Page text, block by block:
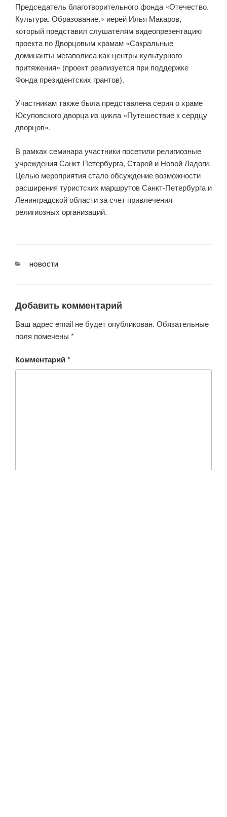
Председатель благотворительного фонда «Отечество.
Культура. Образование.» иерей Илья Макаров,
который представил слушателям видеопрезентацию
проекта по Дворцовым храмам «Сакральные
доминанты мегаполиса как центры культурного
притяжения» (проект реализуется при поддержке
Фонда президентских грантов).
Участникам также была представлена серия о храме
Юсуповского дворца из цикла «Путешествие к сердцу
дворцов».
В рамках семинара участники посетили религиозные
учреждения Санкт-Петербурга, Старой и Новой Ладоги.
Целью мероприятия стало обсуждение возможности
расширения туристских маршрутов Санкт-Петербурга и
Ленинградской области за счет привлечения
религиозных организаций.
РУБРИКИ
НОВОСТИ
Добавить комментарий
Ваш адрес email не будет опубликован. Обязательные
поля помечены *
Комментарий*